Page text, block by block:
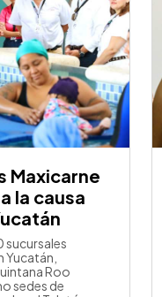
Maxicarne
la causa
sucursales
Yucatán,
Roo
sedes de